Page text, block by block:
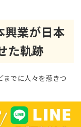
興業が日本
た軌跡
でに人々を惹きつ